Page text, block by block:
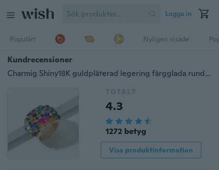
Logga in
Populärt Nyligen visade
Kundrecensioner
Charmig Shiny18K guldpläterad legering färgglada runda strass stora fingerringar för kvinnor
TOTALT
4.3
1272 betyg
Visa produktinformation